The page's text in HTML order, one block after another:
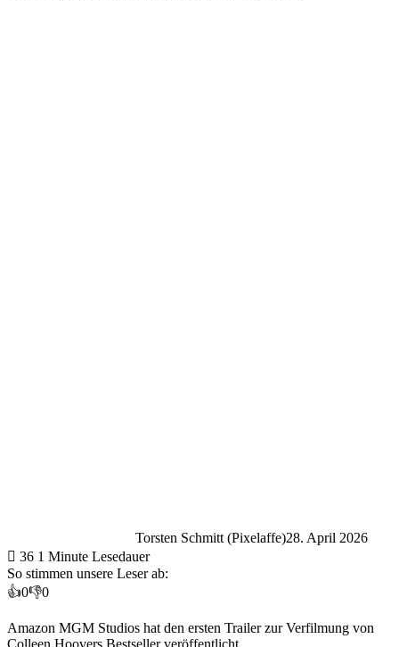
Torsten Schmitt (Pixelaffe)28. April 2026
36 1 Minute Lesedauer
So stimmen unsere Leser ab:
👍0👎0
Amazon MGM Studios hat den ersten Trailer zur Verfilmung von
Colleen Hoovers Bestseller veröffentlicht.